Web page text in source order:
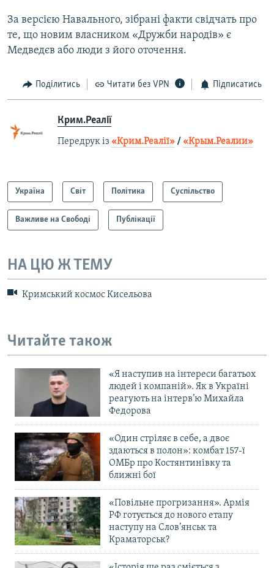
За версією Навального, зібрані факти свідчать про
те, що новим власником «Дружби народів» є
Медведєв або люди з його оточення.
Поділитись Читати без VPN Підписатись
Крим.Реалії
Передрук із «Крим.Реалії» / «Крым.Реалии»
Україна Світ Політика Суспільство
Важливе на Свободі Публікації
НА ЦЮ Ж ТЕМУ
Кримський космос Кисельова
Читайте також
«Я наступив на інтереси багатьох
людей і компаній». Як в Україні
реагують на інтерв’ю Михайла
Федорова
«Один стріляє в себе, а двоє
здаються в полон»: комбат 157-ї
ОМБр про Костянтинівку та
ближні бої
«Повільне прогризання». Армія
РФ готується до нового етапу
наступу на Слов’янськ та
Краматорськ?